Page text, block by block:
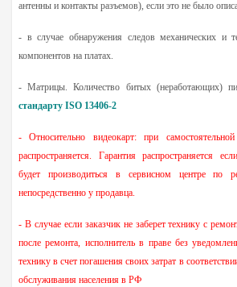
антенны и контакты разъемов), если это не было
- в случае обнаружения следов механических и
компонентов на платах.
- Матрицы. Количество битых (неработающих)
стандарту ISO 13406-2
- Относительно видеокарт: при
распространяется. Гарантия распространяется
будет производиться в сервисном центре по
непосредственно у продавца.
- В случае если заказчик не заберет технику с
после ремонта, исполнитель в праве без
технику в счет погашения своих затрат в
обслуживания населения в РФ